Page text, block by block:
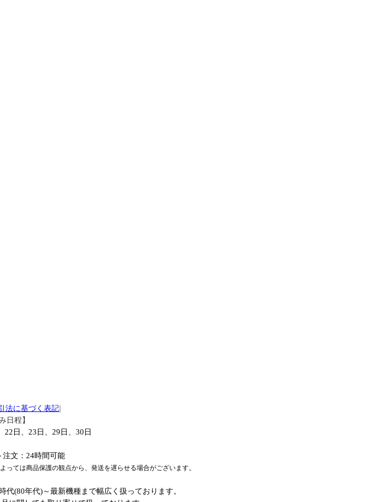
法に基づく表記|
日程】
22日、23日、29日、30日
文：24時間可能
っては商品保護の観点から、発送を遅らせる場合がございます。
(80年代)～最新機種まで幅広く扱っております。